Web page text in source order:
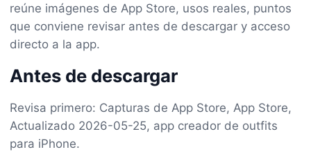
reúne imágenes de App Store, usos reales, puntos
que conviene revisar antes de descargar y acceso
directo a la app.
Antes de descargar
Revisa primero: Capturas de App Store, App Store,
Actualizado 2026-05-25, app creador de outfits
para iPhone.